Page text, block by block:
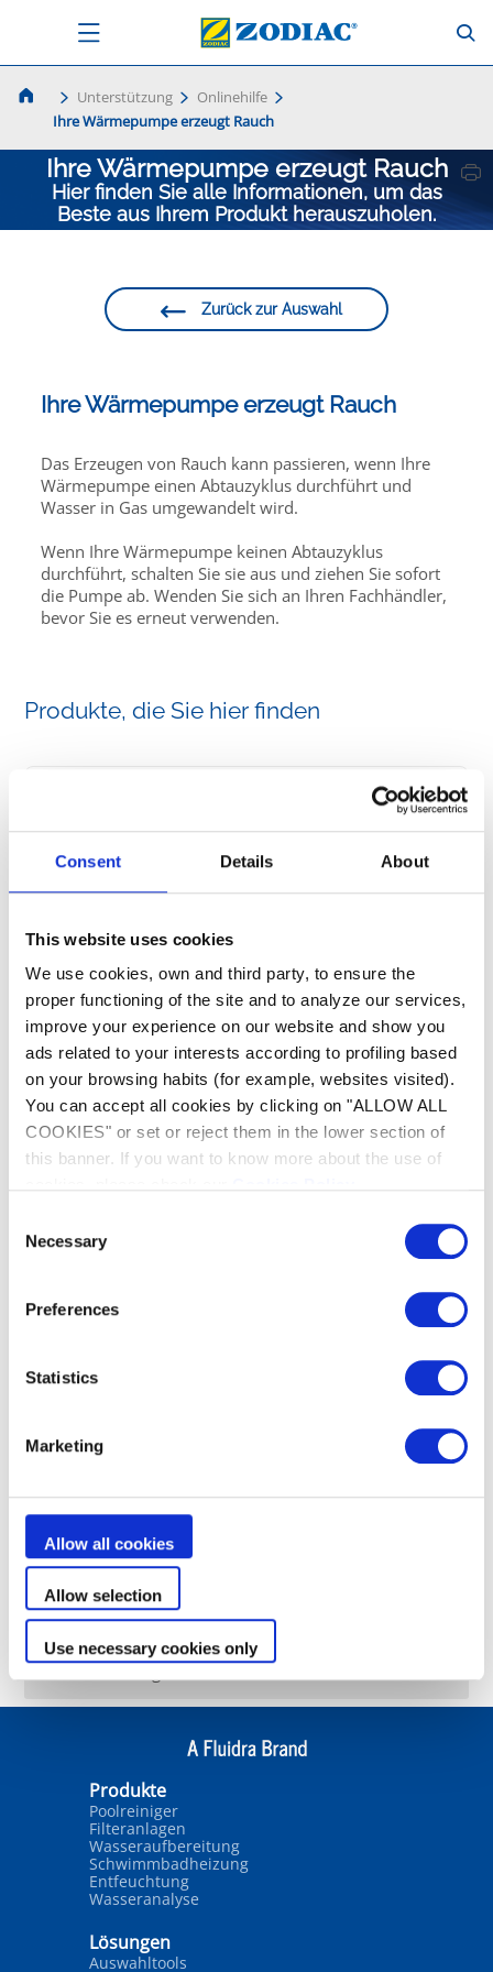
Consent Details About
This website uses cookies
We use cookies, own and third party, to ensure the
proper functioning of the site and to analyze our services,
improve your experience on our website and show you
ads related to your interests according to profiling based
on your browsing habits (for example, websites visited).
You can accept all cookies by clicking on "ALLOW ALL
COOKIES" or set or reject them in the lower section of
this banner. If you want to know more about the use of
Selection
Necessary
Preferences
Statistics
Marketing
Allow all cookies
Allow selection
Use necessary cookies only
Unterstützung
Onlinehilfe
Ihre Wärmepumpe erzeugt Rauch
Ihre Wärmepumpe erzeugt Rauch
Hier finden Sie alle Informationen, um das
Beste aus Ihrem Produkt herauszuholen.
Zurück zur Auswahl
Ihre Wärmepumpe erzeugt Rauch
Das Erzeugen von Rauch kann passieren, wenn Ihre
Wärmepumpe einen Abtauzyklus durchführt und
Wasser in Gas umgewandelt wird.
Wenn Ihre Wärmepumpe keinen Abtauzyklus
durchführt, schalten Sie sie aus und ziehen Sie sofort
die Pumpe ab. Wenden Sie sich an Ihren Fachhändler,
bevor Sie es erneut verwenden.
Produkte, die Sie hier finden
Kontakt
FAQ
Ihre Wärmepumpe beginnt nicht sofort mit der
Ihre Wärmepumpe erzeugt Wasser
Ihre Wärmepumpe funktioniert nicht
Der Verdampfer Ihrer Wärmepumpe ist
Ihre Wärmepumpe funktioniert, aber die
Die Pumpe schaltet den Leistungsschalter /
Schutzschalter aus
Ihr Wärmepumpenventilator läuft, aber der
Kompressor stoppt von Zeit zu Zeit ohne
Fehlermeldungen
Produkte
Poolreiniger
Filteranlagen
Wasseraufbereitung
Schwimmbadheizung
Entfeuchtung
Wasseranalyse
Lösungen
Auswahltools